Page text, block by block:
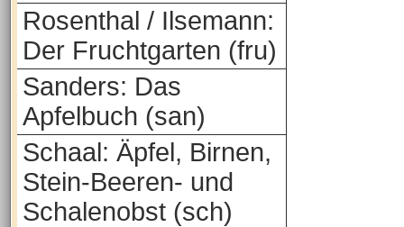
Rosenthal / Ilsemann:
Der Fruchtgarten (fru)
Sanders: Das
Apfelbuch (san)
Schaal: Äpfel, Birnen,
Stein-Beeren- und
Schalenobst (sch)